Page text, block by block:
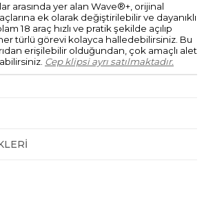
arasında yer alan Wave®+, orijinal
ek olarak değiştirilebilir ve dayanıklı
18 araç hızlı ve pratik şekilde açılıp
türlü görevi kolayca halledebilirsiniz. Bu
erişilebilir olduğundan, çok amaçlı alet
Cep klipsi ayrı satılmaktadır.